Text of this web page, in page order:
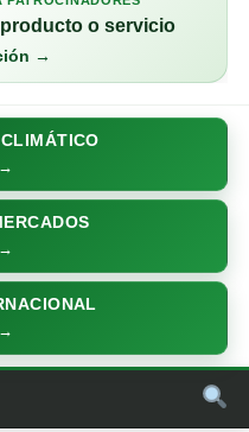
o servicio
→